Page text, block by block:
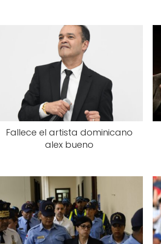
Fallece el artista dominicano
alex bueno